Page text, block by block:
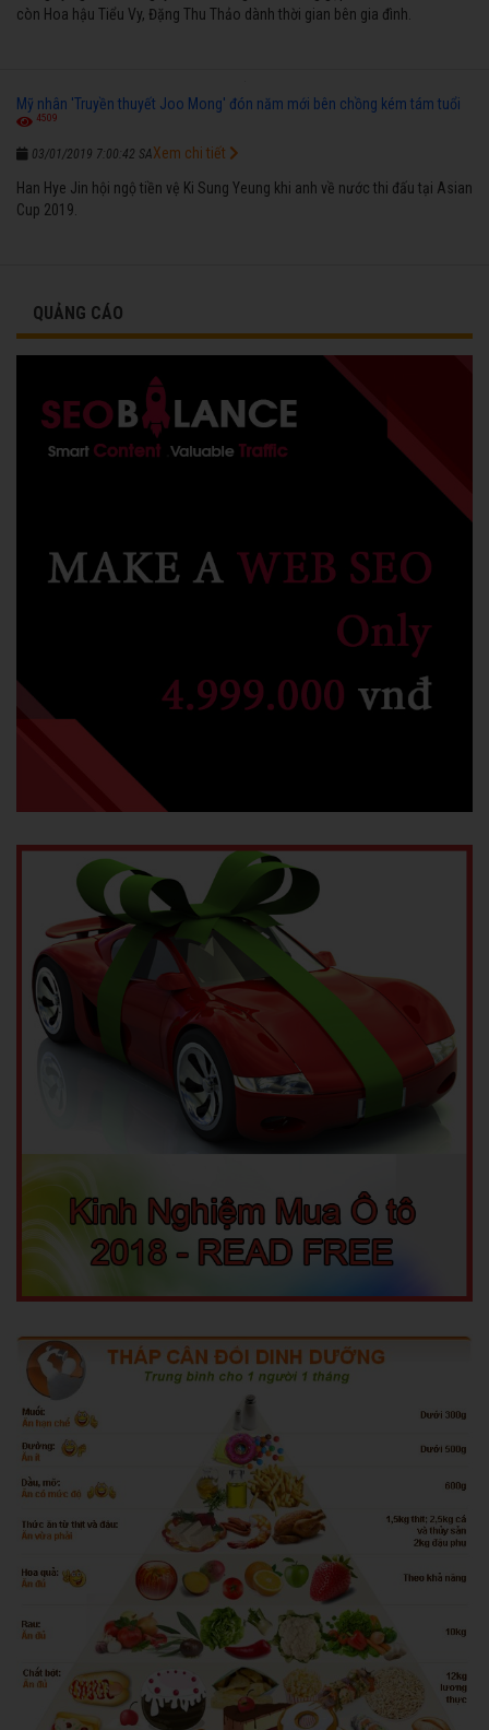
còn Hoa hậu Tiểu Vy, Đặng Thu Thảo dành thời gian bên gia đình.
Mỹ nhân 'Truyền thuyết Joo Mong' đón năm mới bên chồng kém tám tuổi
4509
03/01/2019 7:00:42 SA
Han Hye Jin hội ngộ tiền vệ Ki Sung Yeung khi anh về nước thi đấu tại Asian
Cup 2019.
Xem chi tiết
QUẢNG CÁO